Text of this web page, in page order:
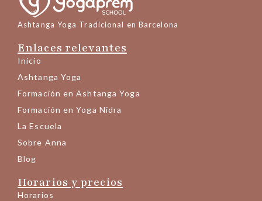
Ashtanga Yoga Tradicional en Barcelona
Enlaces relevantes
Inicio
Ashtanga Yoga
Formación en Ashtanga Yoga
Formación en Yoga Nidra
La Escuela
Sobre Anna
Blog
Horarios y precios
Horarios